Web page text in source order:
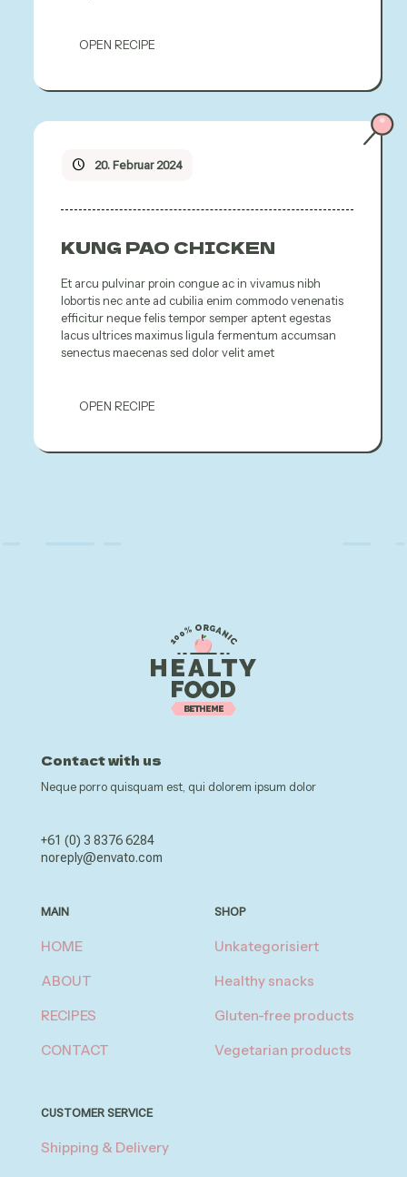
OPEN RECIPE
20. Februar 2024
KUNG PAO CHICKEN
Et arcu pulvinar proin congue ac in vivamus nibh
lobortis nec ante ad cubilia enim commodo venenatis
efficitur neque felis tempor semper aptent egestas
lacus ultrices maximus ligula fermentum accumsan
senectus maecenas sed dolor velit amet
OPEN RECIPE
Contact with us
Neque porro quisquam est, qui dolorem ipsum dolor
+61 (0) 3 8376 6284
noreply@envato.com
MAIN
HOME
ABOUT
RECIPES
CONTACT
SHOP
Unkategorisiert
Healthy snacks
Gluten-free products
Vegetarian products
CUSTOMER SERVICE
Shipping & Delivery